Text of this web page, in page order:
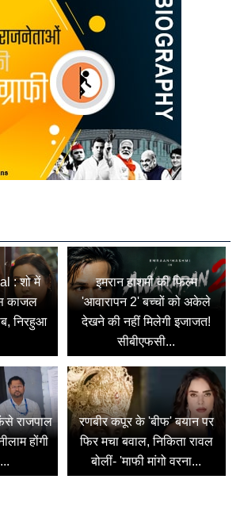
: शो में
काजल
निरहुआ
इमरान हाशमी की फिल्म
'आवारापन 2' बच्चों को अकेले
देखने की नहीं मिलेगी इजाजत!
सीबीएफसी...
राजपाल
होंगी
रणबीर कपूर के 'बीफ' बयान पर
फिर मचा बवाल, निकिता रावल
बोलीं- 'माफी मांगो वरना...